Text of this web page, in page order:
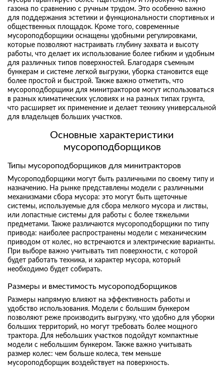
газона по сравнению с ручным трудом. Это особенно важно
для поддержания эстетики и функциональности спортивных и
общественных площадок. Кроме того, современные
мусороподборщики оснащены удобными регулировками,
которые позволяют настраивать глубину захвата и высоту
работы, что делает их использование более гибким и удобным
для различных типов поверхностей. Благодаря съемным
бункерам и системе легкой выгрузки, уборка становится еще
более простой и быстрой. Также важно отметить, что
мусороподборщики для минитракторов могут использоваться
в разных климатических условиях и на разных типах грунта,
что расширяет их применение и делает технику универсальной
для владельцев больших участков.
Основные характеристики
мусороподборщиков
Типы мусороподборщиков для минитракторов
Мусороподборщики могут быть различными по своему типу и
назначению. На рынке представлены модели с различными
механизмами сбора мусора: это могут быть щеточные
системы, используемые для сбора мелкого мусора и листвы,
или лопастные системы для работы с более тяжелыми
предметами. Также различаются мусороподборщики по типу
привода: наиболее распространены модели с механическим
приводом от колес, но встречаются и электрические варианты.
При выборе важно учитывать тип поверхности, с которой
будет работать техника, и характер мусора, который
необходимо будет собирать.
Размеры и вместимость мусороподборщиков
Размеры напрямую влияют на эффективность работы и
удобство использования. Модели с большим бункером
позволяют реже производить выгрузку, что удобно для уборки
больших территорий, но могут требовать более мощного
трактора. Для небольших участков подойдут компактные
модели с небольшим бункером. Также важно учитывать
размер колес: чем больше колеса, тем меньше
мусороподборщик воздействует на поверхность.